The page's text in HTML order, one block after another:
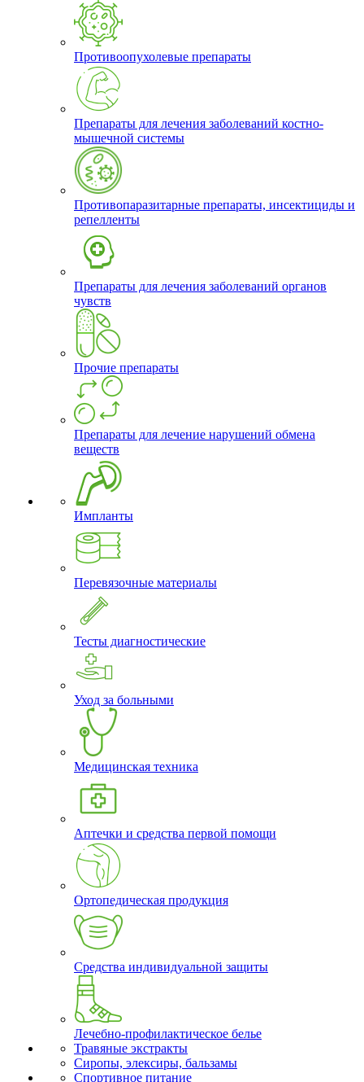
Противоопухолевые препараты
Препараты для лечения заболеваний костно-
мышечной системы
Противопаразитарные препараты, инсектициды и
репелленты
Препараты для лечения заболеваний органов
чувств
Прочие препараты
Препараты для лечение нарушений обмена
веществ
Импланты
Перевязочные материалы
Тесты диагностические
Уход за больными
Медицинская техника
Аптечки и средства первой помощи
Ортопедическая продукция
Средства индивидуальной защиты
Лечебно-профилактическое белье
Травяные экстракты
Сиропы, элексиры, бальзамы
Спортивное питание